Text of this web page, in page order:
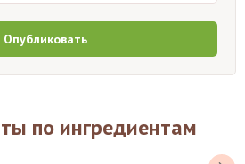
Опубликовать
по ингредиентам